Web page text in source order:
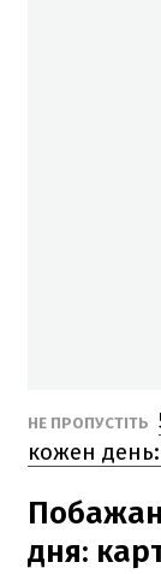
НЕ ПРОПУСТІТЬ
кожен день:
дня: